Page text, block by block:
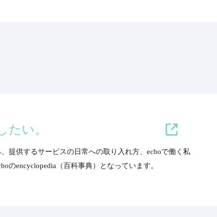
たい。
提供するサービスの日常への取り入れ方、ecboで働く私
のencyclopedia（百科事典）となっています。